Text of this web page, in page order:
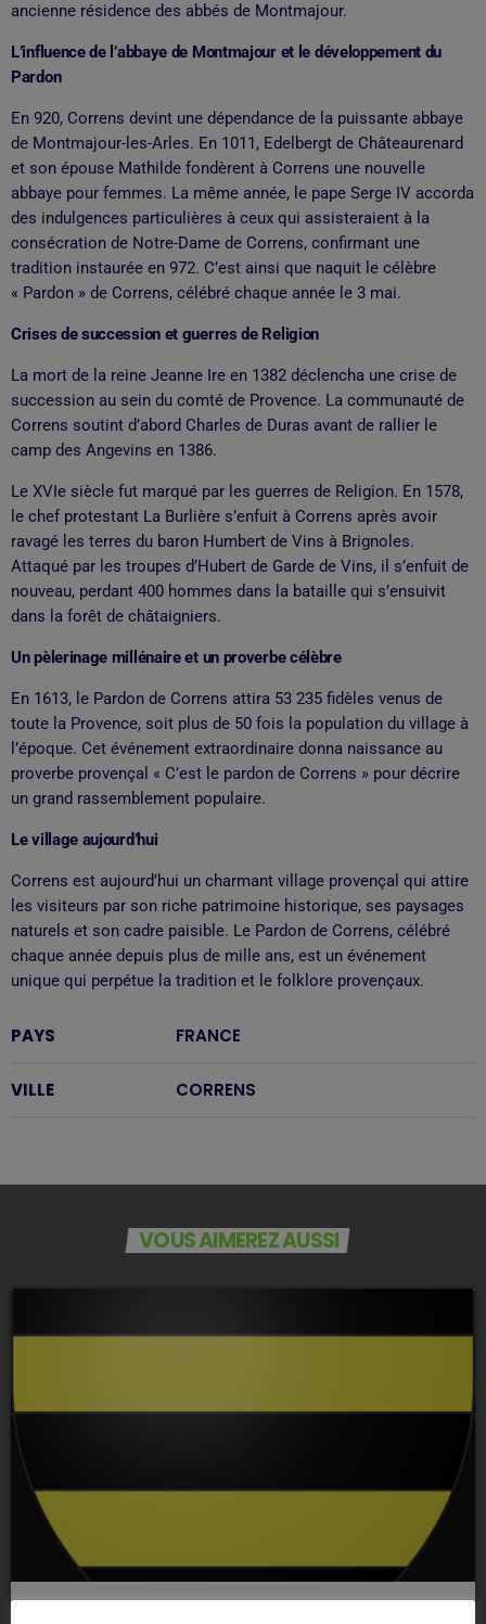
ancienne résidence des abbés de Montmajour.
L’influence de l’abbaye de Montmajour et le développement du
Pardon
En 920, Correns devint une dépendance de la puissante abbaye
de Montmajour-les-Arles. En 1011, Edelbergt de Châteaurenard
et son épouse Mathilde fondèrent à Correns une nouvelle
abbaye pour femmes. La même année, le pape Serge IV accorda
des indulgences particulières à ceux qui assisteraient à la
consécration de Notre-Dame de Correns, confirmant une
tradition instaurée en 972. C’est ainsi que naquit le célèbre
« Pardon » de Correns, célébré chaque année le 3 mai.
Crises de succession et guerres de Religion
La mort de la reine Jeanne Ire en 1382 déclencha une crise de
succession au sein du comté de Provence. La communauté de
Correns soutint d’abord Charles de Duras avant de rallier le
camp des Angevins en 1386.
Le XVIe siècle fut marqué par les guerres de Religion. En 1578,
le chef protestant La Burlière s’enfuit à Correns après avoir
ravagé les terres du baron Humbert de Vins à Brignoles.
Attaqué par les troupes d’Hubert de Garde de Vins, il s’enfuit de
nouveau, perdant 400 hommes dans la bataille qui s’ensuivit
dans la forêt de châtaigniers.
Un pèlerinage millénaire et un proverbe célèbre
En 1613, le Pardon de Correns attira 53 235 fidèles venus de
toute la Provence, soit plus de 50 fois la population du village à
l’époque. Cet événement extraordinaire donna naissance au
proverbe provençal « C’est le pardon de Correns » pour décrire
un grand rassemblement populaire.
Le village aujourd’hui
Correns est aujourd’hui un charmant village provençal qui attire
les visiteurs par son riche patrimoine historique, ses paysages
naturels et son cadre paisible. Le Pardon de Correns, célébré
chaque année depuis plus de mille ans, est un événement
unique qui perpétue la tradition et le folklore provençaux.
PAYS FRANCE
VILLE CORRENS
VOUS AIMEREZ AUSSI